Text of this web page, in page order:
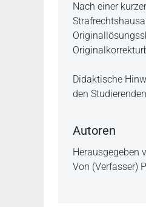
Nach einer
Didaktische
den
Autoren
Herausgegeben
Von (Verfasser)